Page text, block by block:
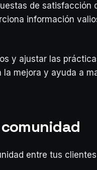
de
información
y ajustar las
mejora y ayuda a
entre tus